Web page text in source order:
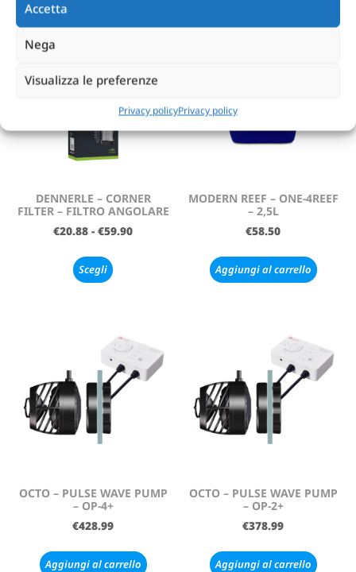
Accetta
Nega
Visualizza le preferenze
Privacy policyPrivacy policy
DENNERLE – CORNER
FILTER – FILTRO ANGOLARE
€20.88 - €59.90
Scegli
MODERN REEF – ONE-4REEF
– 2,5L
€58.50
Aggiungi al carrello
OCTO – PULSE WAVE PUMP
– OP-4+
€428.99
Aggiungi al carrello
OCTO – PULSE WAVE PUMP
– OP-2+
€378.99
Aggiungi al carrello